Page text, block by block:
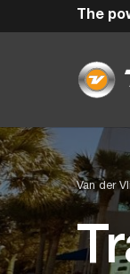
The
Van der